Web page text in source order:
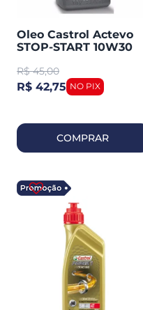
Oleo Castrol Actevo
STOP-START 10W30
R$ 45,00
R$ 42,75
COMPRAR